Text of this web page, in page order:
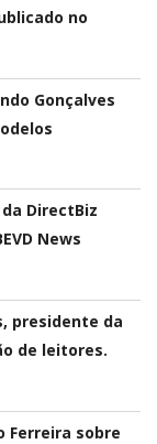
no
Gonçalves
DirectBiz
News
presidente da
de leitores.
Ferreira sobre